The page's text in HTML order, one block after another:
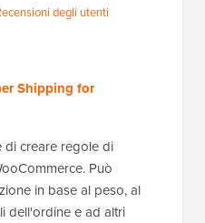
degli utenti
Shipping for
di creare regole di
Può
in base al peso, al
dell'ordine e ad altri